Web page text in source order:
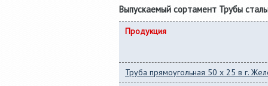
Выпускаемый сортамент Трубы
Продукция
Труба прямоугольная 50 x 25 в г.